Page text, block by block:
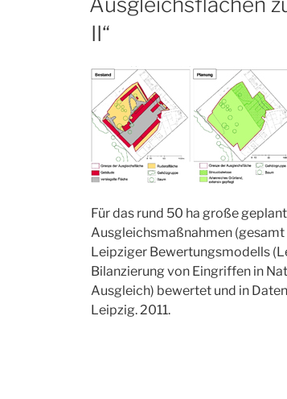
AM
II“
Für das rund 50 ha große
Ausgleichsmaßnahmen
Leipziger Bewertungsmodells
Bilanzierung von Eingriffen in
Ausgleich) bewertet und in
Leipzig. 2011.